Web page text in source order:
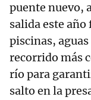
puente nuevo,
salida este año
piscinas,
recorrido más
río para
salto en la